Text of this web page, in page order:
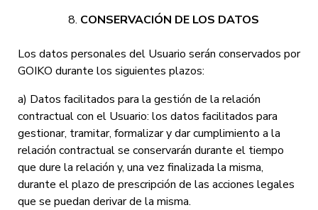
CONSERVACIÓN DE LOS DATOS
Los datos personales del Usuario serán conservados por
GOIKO durante los siguientes plazos:
a) Datos facilitados para la gestión de la relación
contractual con el Usuario: los datos facilitados para
gestionar, tramitar, formalizar y dar cumplimiento a la
relación contractual se conservarán durante el tiempo
que dure la relación y, una vez finalizada la misma,
durante el plazo de prescripción de las acciones legales
que se puedan derivar de la misma.